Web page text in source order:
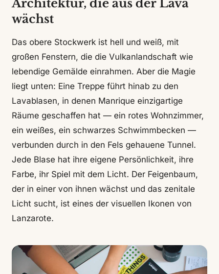
Architektur, die aus der Lava
wächst
Das obere Stockwerk ist hell und weiß, mit
großen Fenstern, die die Vulkanlandschaft wie
lebendige Gemälde einrahmen. Aber die Magie
liegt unten: Eine Treppe führt hinab zu den
Lavablasen, in denen Manrique einzigartige
Räume geschaffen hat — ein rotes Wohnzimmer,
ein weißes, ein schwarzes Schwimmbecken —
verbunden durch in den Fels gehauene Tunnel.
Jede Blase hat ihre eigene Persönlichkeit, ihre
Farbe, ihr Spiel mit dem Licht. Der Feigenbaum,
der in einer von ihnen wächst und das zenitale
Licht sucht, ist eines der visuellen Ikonen von
Lanzarote.